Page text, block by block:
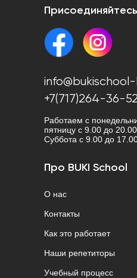
Присоединяйтесь
+7(717)264-36-52
Работаем с
пятницу с 9.00 до 20.00.
Cуббота с 9.00 до
Про BUKI School
О нас
Контакты
Как это работает
Наши репетиторы
Учебный процесс